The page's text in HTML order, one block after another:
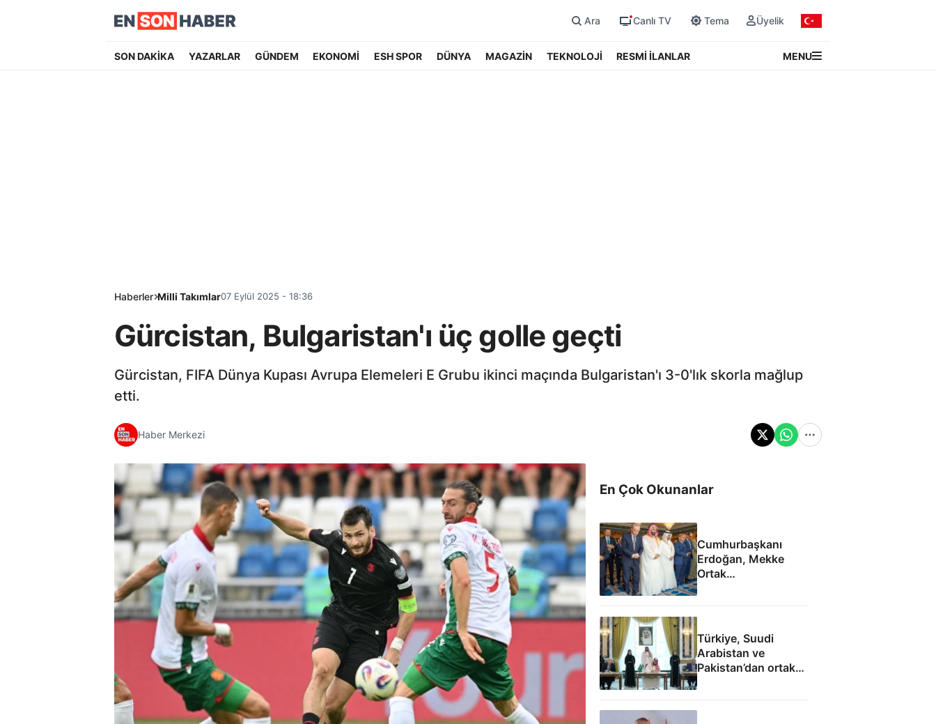
Ara Canlı TV Tema Üyelik
SON DAKİKA YAZARLAR GÜNDEM EKONOMİ ESH SPOR DÜNYA MAGAZİN TEKNOLOJİ RESMİ İLANLAR MENU
Haberler Milli Takımlar07 Eylül 2025 - 18:36
Gürcistan, Bulgaristan'ı üç golle geçti
Gürcistan, FIFA Dünya Kupası Avrupa Elemeleri E Grubu ikinci maçında Bulgaristan'ı 3-0'lık skorla mağlup
etti.
Haber Merkezi
En Çok Okunanlar
Cumhurbaşkanı
Erdoğan, Mekke
Ortak
Anlaşması'ndan
kıldı
Türkiye, Suudi
Arabistan ve
Pakistan’dan ortak
savunma
metni